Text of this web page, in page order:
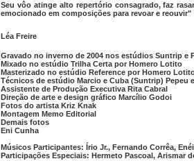
Seu vôo atinge alto repertório consagrado, faz
emocionado em composições para revoar e reouvir"
Léa Freire
Gravado no inverno de 2004 nos estúdios Suntrip e
Mixado no estúdio Trilha Certa por Homero Lotito
Masterizado no estúdio Reference por Homero
Técnicos de estúdio Marcio e Cuba (Suntrip) Pepeu
Assistente de Produção Executiva Rita Cabral
Direção de arte e design gráfico Marcílio Godoi
Fotos do artista Kriz Knak
Montagem Memo Editorial
Demais fotos
Eni Cunha
Músicos Participantes: Írio Jr., Fernando Corrêa,
Participações Especiais: Hermeto Pascoal, Arismar